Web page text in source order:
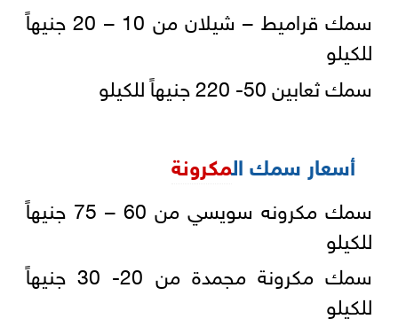
سمك قراميط – شيلان من 10 – 20 جنيهاً
للكيلو
سمك ثعابين 50- 220 جنيهاً للكيلو
أسعار سمك المكرونة
سمك مكرونه سويسي من 60 – 75 جنيهاً
للكيلو
سمك مكرونة مجمدة من 20- 30 جنيهاً
للكيلو